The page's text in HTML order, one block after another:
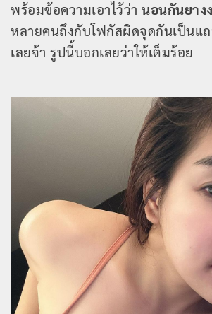
พร้อมข้อความเอาไว้ว่า นอนกันยาง
หลายคนถึงกับโฟกัสผิดจุดกันเป็นแ
เลยจ้า รูปนี้บอกเลยว่าให้เต็มร้อย